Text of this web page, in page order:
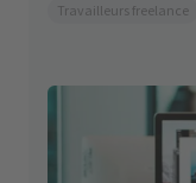
Travailleurs freelance